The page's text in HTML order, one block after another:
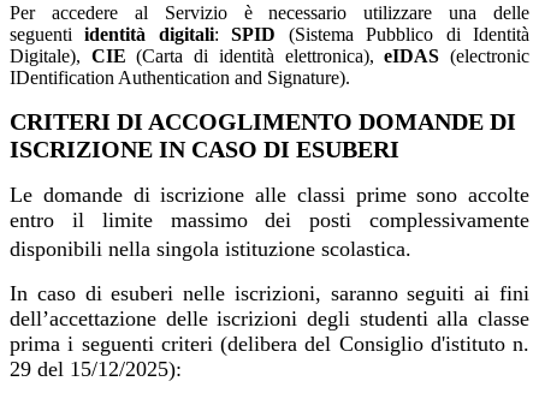
Per accedere al Servizio è necessario utilizzare una delle
seguentiidentità digitali:SPID (Sistema Pubblico di Identità
Digitale), CIE (Carta di identità elettronica),eIDAS (electronic
IDentification Authentication and Signature).
CRITERI DI ACCOGLIMENTO DOMANDE DI
ISCRIZIONE IN CASO DI ESUBERI
Le domande di iscrizione alle classi prime sono accolte
entro il limite massimo dei posti complessivamente
disponibili nella singola istituzione scolastica.
In caso di esuberi nelle iscrizioni, saranno seguiti ai fini
dell’accettazione delle iscrizioni degli studenti alla classe
prima i seguenti criteri (delibera del Consiglio d'istituto n.
29 del 15/12/2025):